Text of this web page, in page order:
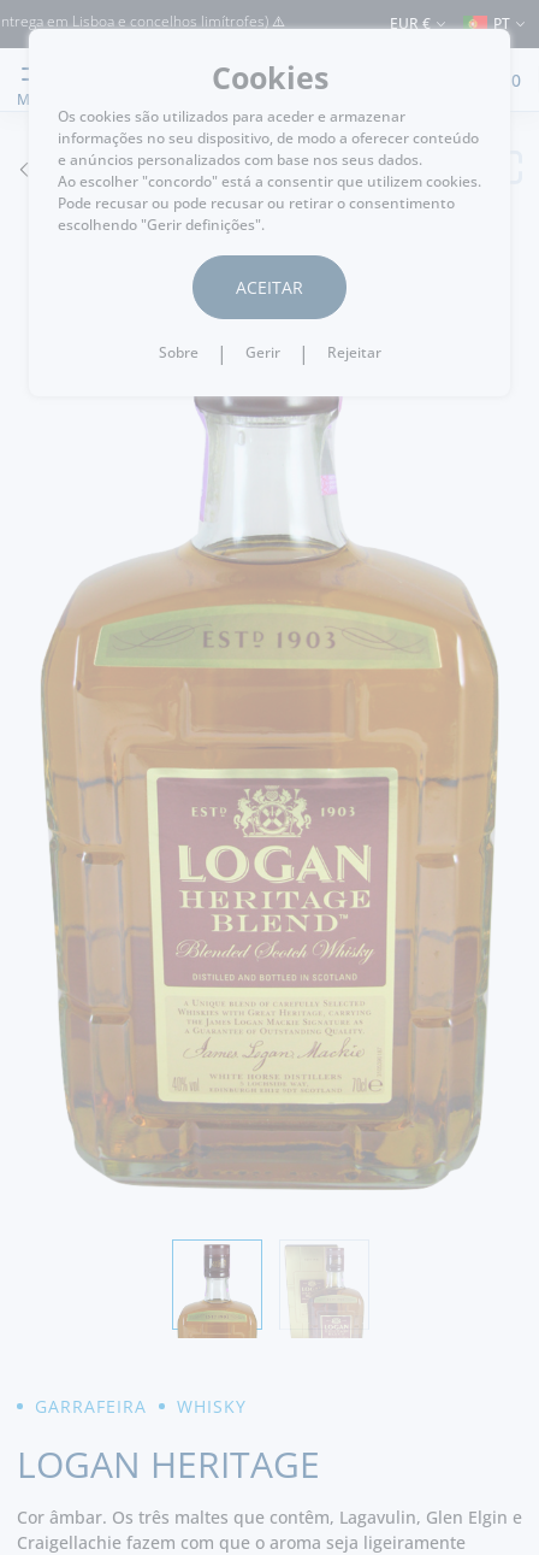
em Lisboa e concelhos limítrofes) ⚠️ Envios para Portugal e para o resto do
EUR € PT
MENU
0
VOLTAR
GARRAFEIRA WHISKY
LOGAN HERITAGE
Cor âmbar. Os três maltes que contêm, Lagavulin, Glen Elgin e
Craigellachie fazem com que o aroma seja ligeiramente
Cookies
Os cookies são utilizados para aceder e armazenar
informações no seu dispositivo, de modo a oferecer conteúdo
e anúncios personalizados com base nos seus dados.
Ao escolher "concordo" está a consentir que utilizem cookies.
Pode recusar ou pode recusar ou retirar o consentimento
escolhendo "Gerir definições".
ACEITAR
Sobre | Gerir | Rejeitar